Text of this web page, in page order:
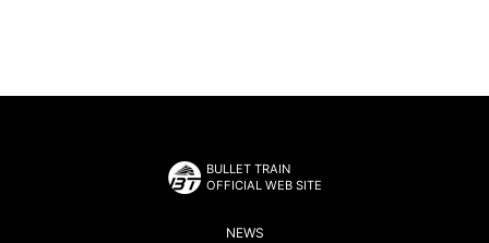
BULLET TRAIN
OFFICIAL WEB SITE
NEWS